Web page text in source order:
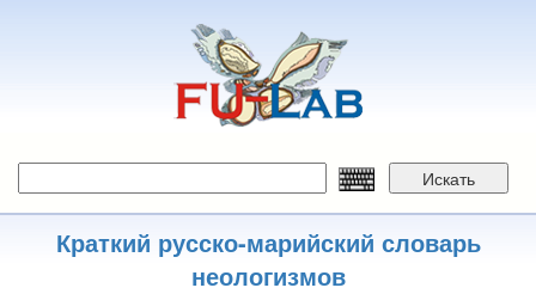
Искать
Краткий русско-марийский словарь
неологизмов